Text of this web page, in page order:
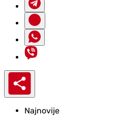
Najnovije